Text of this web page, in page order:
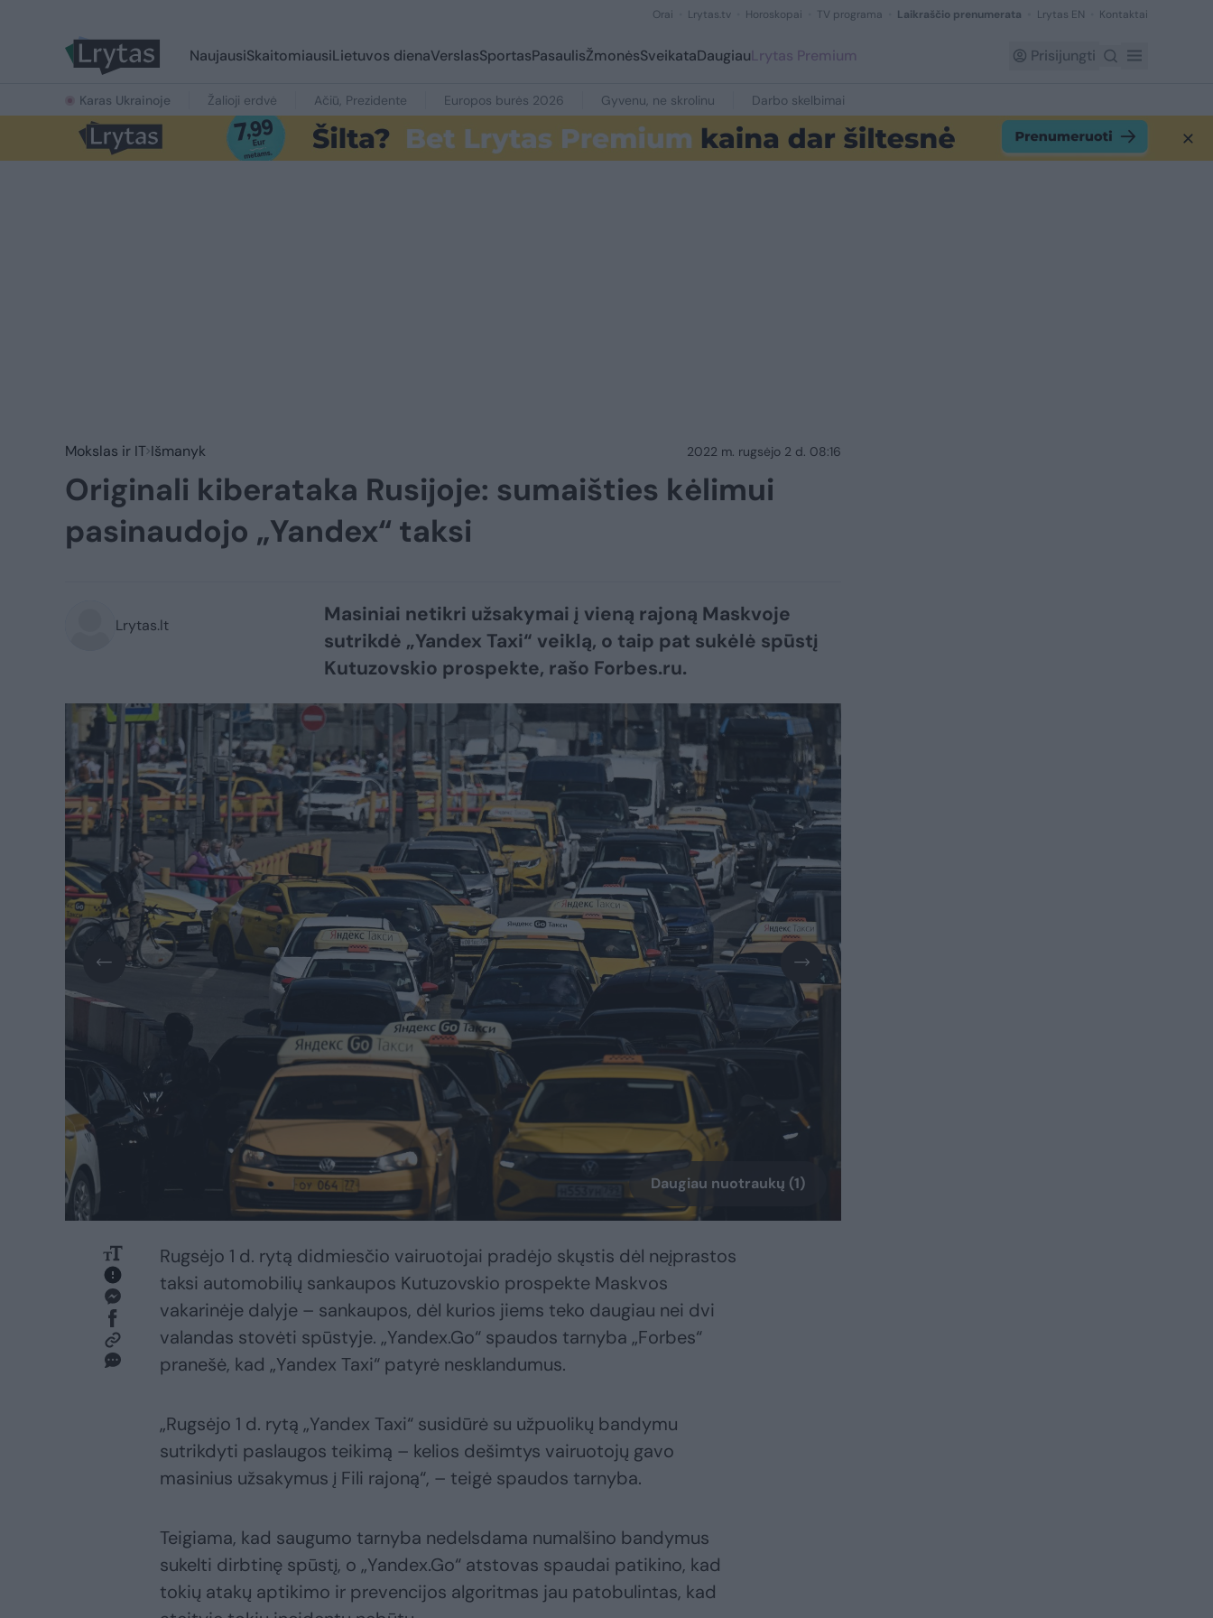
Orai Lrytas.tv Horoskopai TV programa Laikraščio prenumerata Lrytas EN Kontaktai
NaujausiSkaitomiausiLietuvos dienaVerslasSportasPasaulisŽmonėsSveikataDaugiauLrytas Premium Prisijungti
Karas Ukrainoje Žalioji erdvė Ačiū, Prezidente Europos burės 2026 Gyvenu, ne skrolinu Darbo skelbimai
Mokslas ir IT Išmanyk 2022 m. rugsėjo 2 d. 08:16
Originali kiberataka Rusijoje: sumaišties kėlimui
pasinaudojo „Yandex“ taksi
Lrytas.lt
Masiniai netikri užsakymai į vieną rajoną Maskvoje
sutrikdė „Yandex Taxi“ veiklą, o taip pat sukėlė spūstį
Kutuzovskio prospekte, rašo Forbes.ru.
Daugiau nuotraukų (1)
Rugsėjo 1 d. rytą didmiesčio vairuotojai pradėjo skųstis dėl neįprastos
taksi automobilių sankaupos Kutuzovskio prospekte Maskvos
vakarinėje dalyje – sankaupos, dėl kurios jiems teko daugiau nei dvi
valandas stovėti spūstyje. „Yandex.Go“ spaudos tarnyba „Forbes“
pranešė, kad „Yandex Taxi“ patyrė nesklandumus.
„Rugsėjo 1 d. rytą „Yandex Taxi“ susidūrė su užpuolikų bandymu
sutrikdyti paslaugos teikimą – kelios dešimtys vairuotojų gavo
masinius užsakymus į Fili rajoną“, – teigė spaudos tarnyba.
Teigiama, kad saugumo tarnyba nedelsdama numalšino bandymus
sukelti dirbtinę spūstį, o „Yandex.Go“ atstovas spaudai patikino, kad
tokių atakų aptikimo ir prevencijos algoritmas jau patobulintas, kad